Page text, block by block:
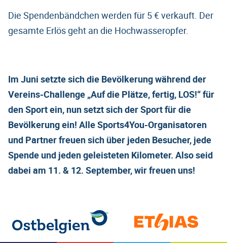
Die Spendenbändchen werden für 5 € verkauft. Der
gesamte Erlös geht an die Hochwasseropfer.
Im Juni setzte sich die Bevölkerung während der
Vereins-Challenge „Auf die Plätze, fertig, LOS!“ für
den Sport ein, nun setzt sich der Sport für die
Bevölkerung ein! Alle Sports4You-Organisatoren
und Partner freuen sich über jeden Besucher, jede
Spende und jeden geleisteten Kilometer. Also seid
dabei am 11. & 12. September, wir freuen uns!